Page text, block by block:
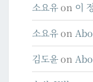
소요유on 이
소요유on
김도윤on